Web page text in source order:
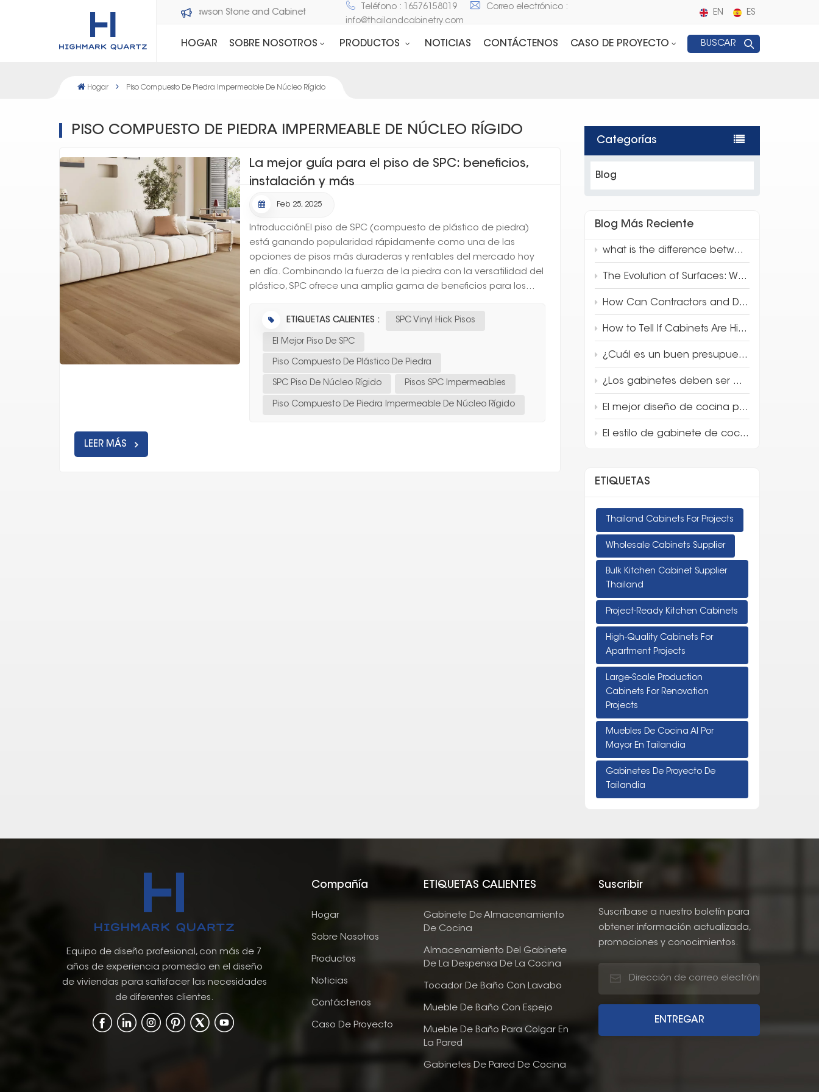
Bienvenido a Dawson Stone and Cabinet
Teléfono : 16576158019
Correo electrónico :
info@thailandcabinetry.com
EN ES
HOGAR SOBRE NOSOTROS PRODUCTOS NOTICIAS CONTÁCTENOS CASO DE PROYECTO BUSCAR
Hogar Piso Compuesto De Piedra Impermeable De Núcleo Rígido
Categorías
Blog
Blog Más Reciente
what is the difference between traditional quartz and 3d full body quartz
The Evolution of Surfaces: Why 3D Full-Body Quartz is Redefining Luxury Design
How Can Contractors and Developers Save Money on Kitchen Cabinets?
How to Tell If Cabinets Are High Quality
¿Cuál es un buen presupuesto para los gabinetes de cocina?
¿Los gabinetes deben ser más claros o más oscuros que las encimeras?
El mejor diseño de cocina para tu apartamento
El estilo de gabinete de cocina más popular en 2025
ETIQUETAS
Thailand Cabinets For Projects
Wholesale Cabinets Supplier
Bulk Kitchen Cabinet Supplier
Thailand
Project-Ready Kitchen Cabinets
High-Quality Cabinets For
Apartment Projects
Large-Scale Production
Cabinets For Renovation
Projects
Muebles De Cocina Al Por
Mayor En Tailandia
Gabinetes De Proyecto De
Tailandia
PISO COMPUESTO DE PIEDRA IMPERMEABLE DE NÚCLEO RÍGIDO
La mejor guía para el piso de SPC: beneficios,
instalación y más
Feb 25, 2025
IntroducciónEl piso de SPC (compuesto de plástico de piedra)
está ganando popularidad rápidamente como una de las
opciones de pisos más duraderas y rentables del mercado hoy
en día. Combinando la fuerza de la piedra con la versatilidad del
plástico, SPC ofrece una amplia gama de beneficios para los...
ETIQUETAS CALIENTES : SPC Vinyl Hick Pisos
El Mejor Piso De SPC
Piso Compuesto De Plástico De Piedra
SPC Piso De Núcleo Rígido Pisos SPC Impermeables
Piso Compuesto De Piedra Impermeable De Núcleo Rígido
LEER MÁS
Equipo de diseño profesional, con más de 7
años de experiencia promedio en el diseño
de viviendas para satisfacer las necesidades
de diferentes clientes.
Compañía
Hogar
Sobre Nosotros
Productos
Noticias
Contáctenos
Caso De Proyecto
ETIQUETAS CALIENTES
Gabinete De Almacenamiento
De Cocina
Almacenamiento Del Gabinete
De La Despensa De La Cocina
Tocador De Baño Con Lavabo
Mueble De Baño Con Espejo
Mueble De Baño Para Colgar En
La Pared
Gabinetes De Pared De Cocina
Suscribir
Suscríbase a nuestro boletín para
obtener información actualizada,
promociones y conocimientos.